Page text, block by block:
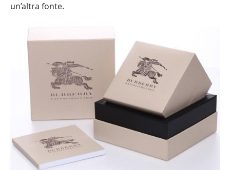
un’altra fonte.